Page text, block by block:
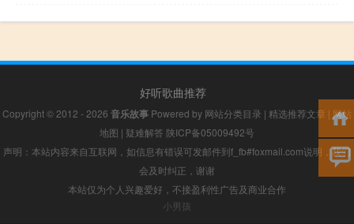
好听歌曲推荐
Copyright © 2012 - 2026 音乐故事 Powered by 网站分类目录 | 精选推荐文章 | 网站
地图 | 疑难解答 陕ICP备05009492号
声明：本站内容来自互联网，如信息有错误可发邮件到f_fb#foxmail.com说明，我们
会及时纠正，谢谢
本站仅为个人兴趣爱好，不接盈利性广告及商业合作
小男孩